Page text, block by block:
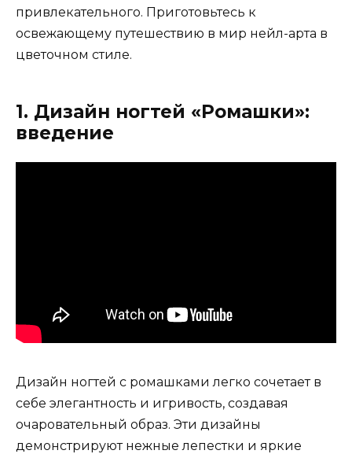
привлекательного. Приготовьтесь к
освежающему путешествию в мир нейл-арта в
цветочном стиле.
1. Дизайн ногтей «Ромашки»:
введение
Дизайн ногтей с ромашками легко сочетает в
себе элегантность и игривость, создавая
очаровательный образ. Эти дизайны
демонстрируют нежные лепестки и яркие